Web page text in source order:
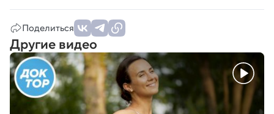
Поделиться
Другие видео